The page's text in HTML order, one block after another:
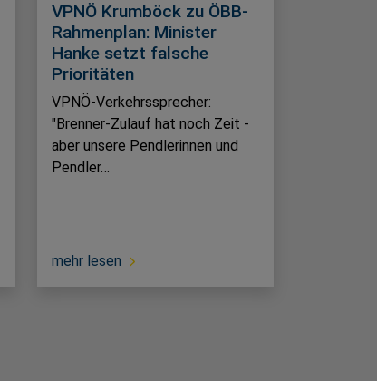
VPNÖ Krumböck zu ÖBB-
Rahmenplan: Minister
Hanke setzt falsche
Prioritäten
VPNÖ-Verkehrssprecher:
"Brenner-Zulauf hat noch Zeit -
aber unsere Pendlerinnen und
Pendler…
mehr lesen